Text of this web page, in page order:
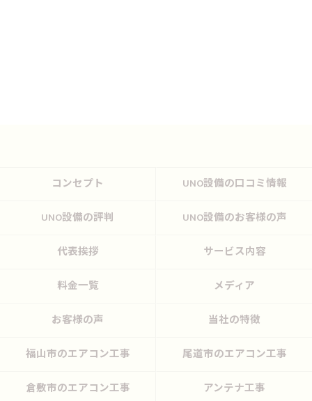
コンセプト UNO設備の口コミ情報
UNO設備の評判 UNO設備のお客様の声
代表挨拶 サービス内容
料金一覧 メディア
お客様の声 当社の特徴
福山市のエアコン工事 尾道市のエアコン工事
倉敷市のエアコン工事 アンテナ工事